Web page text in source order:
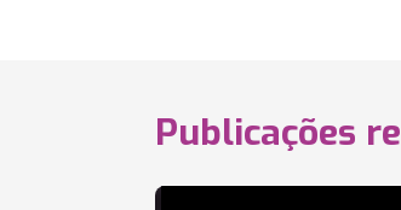
Publicações